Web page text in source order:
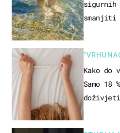
sigurnih
Kako do
Samo 18